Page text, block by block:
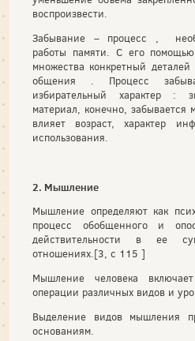
воспроизвести.
Забывание – процесс ,
работы памяти. С его помощью
множества конкретный
общения . Процесс
избирательный характер :
материал, конечно,
влияет возраст, характер
использования.
2. Мышление
Мышление определяют как
процесс обобщенного и
действительности в ее
отношениях.[3, с 115 ]
Мышление человека
операции различных видов и
Выделение видов мышления
основаниям.